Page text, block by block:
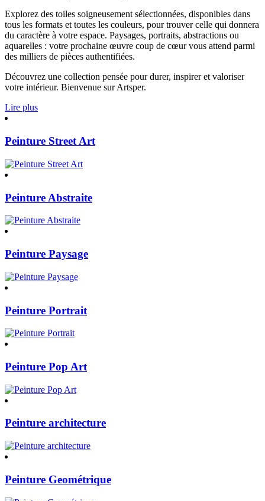
Explorez des toiles soigneusement sélectionnées, disponibles dans
tous les formats et toutes les couleurs, pour trouver celle qui donnera
du caractère à votre espace. Paysages, portraits, abstractions ou
aquarelles : votre prochaine œuvre coup de cœur vous attend parmi
des milliers de pièces authentifiées.
Découvrez une collection pensée pour durer, inspirer et valoriser
votre intérieur. Bienvenue sur Artsper.
Lire plus
Peinture Street Art
Peinture Abstraite
Peinture Paysage
Peinture Portrait
Peinture Pop Art
Peinture architecture
Peinture Geométrique